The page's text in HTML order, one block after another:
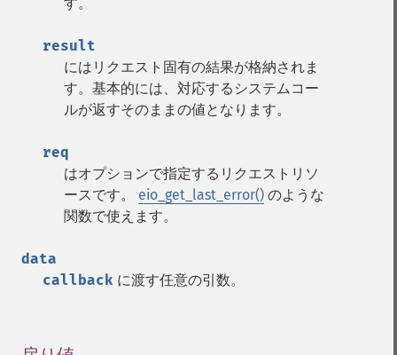
result
にはリクエスト固有の結果が格納されま
す。基本的には、対応するシステムコー
ルが返すそのままの値となります。
req
はオプションで指定するリクエストリソ
ースです。 eio_get_last_error() のような
関数で使えます。
data
callback に渡す任意の引数。